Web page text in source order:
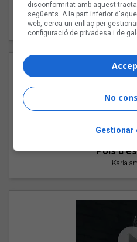
"Les
94 Rules
"Pols
Karla
disconformitat amb aquest
següents. A la part inferior
web, cerca un enllaç per
configuració de privadesa i de
No
Gestionar